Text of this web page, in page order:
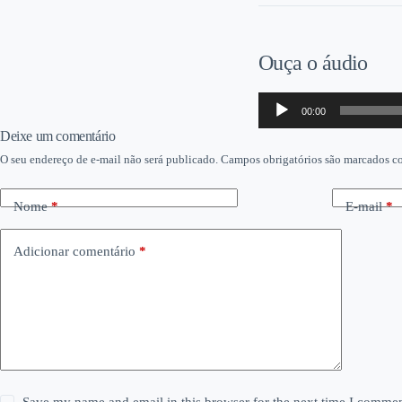
Ouça o áudio
Tocador
áudio
00:00
Deixe um comentário
O seu endereço de e-mail não será publicado. Campos obrigatórios são marcados
Nome* E-mail*
Adicionar comentário *